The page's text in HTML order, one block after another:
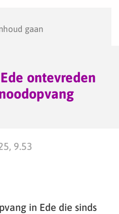
gaan
ontevreden
9.53
in Ede die sinds